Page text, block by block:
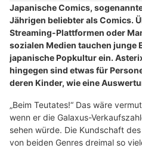
Japanische Comics,
Jährigen beliebter als Comics.
Streaming-Plattformen oder
sozialen Medien tauchen junge
japanische Popkultur ein.
hingegen sind etwas für
deren Kinder, wie eine
„Beim Teutates!“ Das wäre
wenn er die Galaxus-
sehen würde. Die Kundschaft
von beiden Genres dreimal so